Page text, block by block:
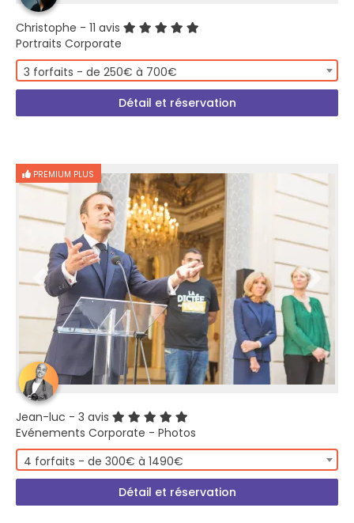
Christophe - 11 avis
Portraits Corporate
3 forfaits - de 250€ à 700€
Détail et réservation
PREMIUM PLUS
Jean-luc - 3 avis
Evénements Corporate - Photos
4 forfaits - de 300€ à 1490€
Détail et réservation